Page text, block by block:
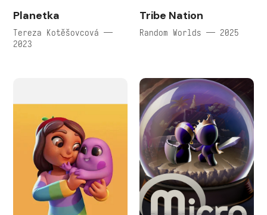
Planetka
Tereza Kotěšovcová —
2023
Tribe Nation
Random Worlds — 2025